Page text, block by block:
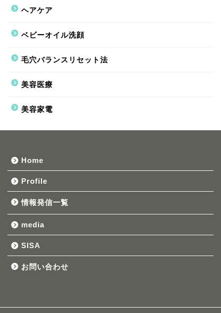
ヘアケア
ベビーオイル洗顔
毛穴バランスリセット法
美容医療
美容家電
Home
Profile
情報発信一覧
media
SISA
お問い合わせ